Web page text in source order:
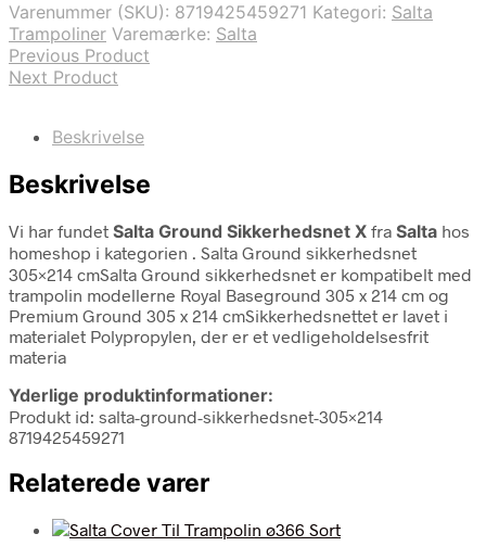
Varenummer (SKU): 8719425459271 Kategori: Salta
Trampoliner Varemærke: Salta
Previous Product
Next Product
Beskrivelse
Beskrivelse
Vi har fundet Salta Ground Sikkerhedsnet X fra Salta hos
homeshop i kategorien . Salta Ground sikkerhedsnet
305×214 cmSalta Ground sikkerhedsnet er kompatibelt med
trampolin modellerne Royal Baseground 305 x 214 cm og
Premium Ground 305 x 214 cmSikkerhedsnettet er lavet i
materialet Polypropylen, der er et vedligeholdelsesfrit
materia
Yderlige produktinformationer:
Produkt id: salta-ground-sikkerhedsnet-305×214
8719425459271
Relaterede varer